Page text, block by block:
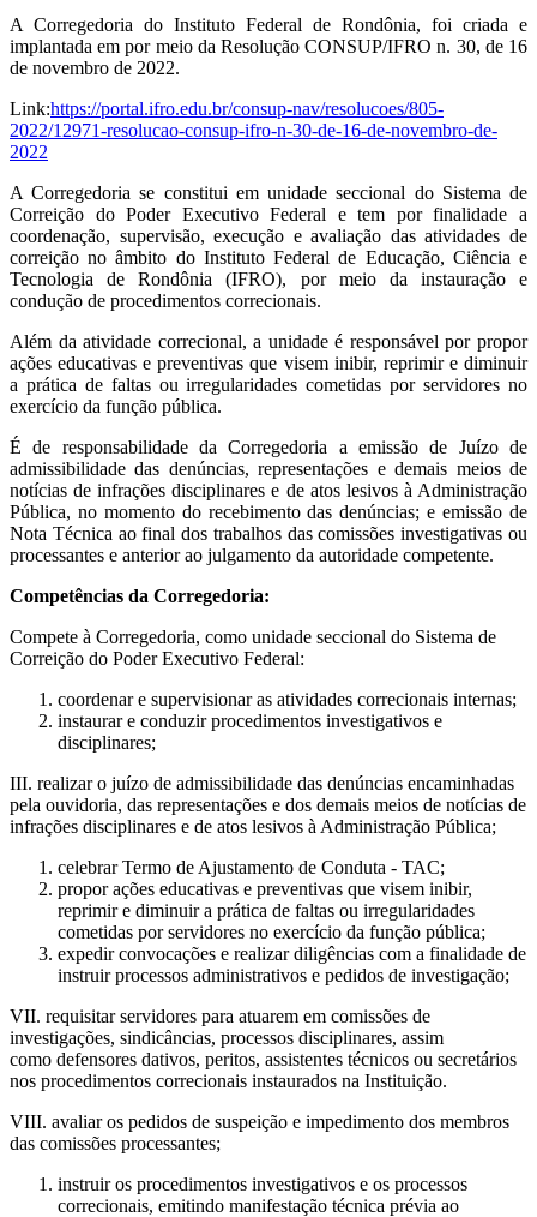
A Corregedoria do Instituto Federal de Rondônia, foi criada e
implantada em por meio da Resolução CONSUP/IFRO n. 30, de 16
de novembro de 2022.
Link:https://portal.ifro.edu.br/consup-nav/resolucoes/805-
2022/12971-resolucao-consup-ifro-n-30-de-16-de-novembro-de-
2022
A Corregedoria se constitui em unidade seccional do Sistema de
Correição do Poder Executivo Federal e tem por finalidade a
coordenação, supervisão, execução e avaliação das atividades de
correição no âmbito do Instituto Federal de Educação, Ciência e
Tecnologia de Rondônia (IFRO), por meio da instauração e
condução de procedimentos correcionais.
Além da atividade correcional, a unidade é responsável por propor
ações educativas e preventivas que visem inibir, reprimir e diminuir
a prática de faltas ou irregularidades cometidas por servidores no
exercício da função pública.
É de responsabilidade da Corregedoria a emissão de Juízo de
admissibilidade das denúncias, representações e demais meios de
notícias de infrações disciplinares e de atos lesivos à Administração
Pública, no momento do recebimento das denúncias; e emissão de
Nota Técnica ao final dos trabalhos das comissões investigativas ou
processantes e anterior ao julgamento da autoridade competente.
Competências da Corregedoria:
Compete à Corregedoria, como unidade seccional do Sistema de
Correição do Poder Executivo Federal:
coordenar e supervisionar as atividades correcionais internas;
instaurar e conduzir procedimentos investigativos e
disciplinares;
III. realizar o juízo de admissibilidade das denúncias encaminhadas
pela ouvidoria, das representações e dos demais meios de notícias de
infrações disciplinares e de atos lesivos à Administração Pública;
celebrar Termo de Ajustamento de Conduta - TAC;
propor ações educativas e preventivas que visem inibir,
reprimir e diminuir a prática de faltas ou irregularidades
cometidas por servidores no exercício da função pública;
expedir convocações e realizar diligências com a finalidade de
instruir processos administrativos e pedidos de investigação;
VII. requisitar servidores para atuarem em comissões de
investigações, sindicâncias, processos disciplinares, assim
como defensores dativos, peritos, assistentes técnicos ou secretários
nos procedimentos correcionais instaurados na Instituição.
VIII. avaliar os pedidos de suspeição e impedimento dos membros
das comissões processantes;
instruir os procedimentos investigativos e os processos
correcionais, emitindo manifestação técnica prévia ao